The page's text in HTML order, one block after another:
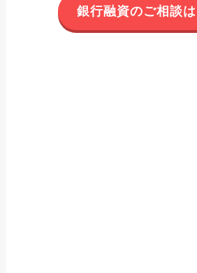
銀行融資のご相談